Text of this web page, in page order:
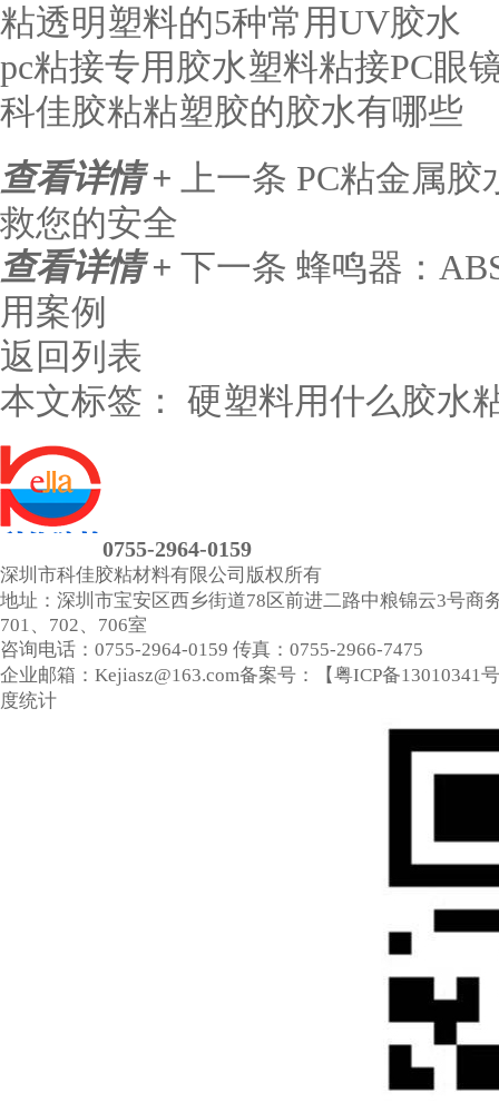
粘透明塑料的5种常用UV胶水
pc粘接专用胶水塑料粘接PC眼
科佳胶粘粘塑胶的胶水有哪些
查看详情 +
上一条 PC粘金属
救您的安全
查看详情 + 下一条 蜂鸣器：
用案例
返回列表
本文标签： 硬塑料用什么胶水
0755-2964-0159
深圳市科佳胶粘材料有限公司 版权所有
地址：深圳市宝安区西乡街道78区前进二路中粮锦云3号商
701、702、706室
咨询电话：0755-2964-0159 传真：0755-2966-7475
企业邮箱：Kejiasz@163.com备案号：【粤ICP备13010341号
度统计